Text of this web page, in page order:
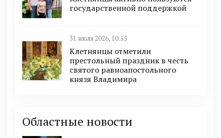
государственной поддержкой
31 июля 2026, 10:55
Клетнянцы отметили
престольный праздник в честь
святого равноапостольного
князя Владимира
Областные новости